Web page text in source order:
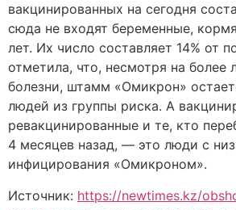
вакцинированных на сегодня
сюда не входят беременные,
лет. Их число составляет 14% от
отметила, что, несмотря на более
болезни, штамм «Омикрон»
людей из группы риска. А
ревакцинированные и те, кто
4 месяцев назад, ― это люди с
инфицирования «Омикроном».
Источник: https://newtimes.kz/